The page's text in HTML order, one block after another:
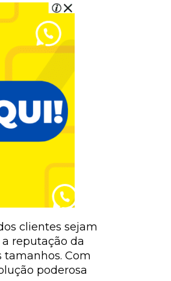
clientes sejam
reputação da
tamanhos. Com
poderosa